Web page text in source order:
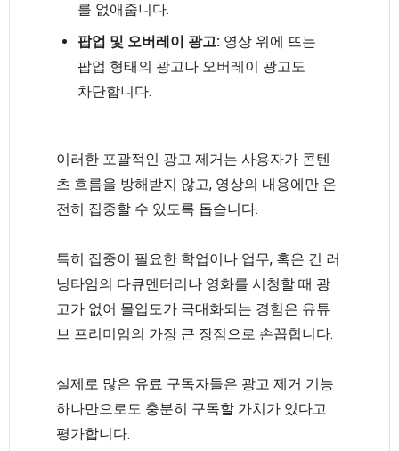
를 없애줍니다.
팝업 및 오버레이 광고: 영상 위에 뜨는
팝업 형태의 광고나 오버레이 광고도
차단합니다.
이러한 포괄적인 광고 제거는 사용자가 콘텐
츠 흐름을 방해받지 않고, 영상의 내용에만 온
전히 집중할 수 있도록 돕습니다.
특히 집중이 필요한 학업이나 업무, 혹은 긴 러
닝타임의 다큐멘터리나 영화를 시청할 때 광
고가 없어 몰입도가 극대화되는 경험은 유튜
브 프리미엄의 가장 큰 장점으로 손꼽힙니다.
실제로 많은 유료 구독자들은 광고 제거 기능
하나만으로도 충분히 구독할 가치가 있다고
평가합니다.